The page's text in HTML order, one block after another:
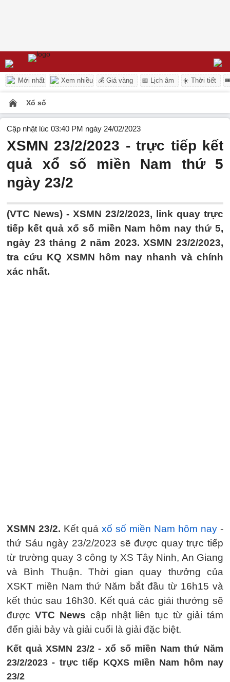
Mới nhất Xem nhiều 💰 Giá vàng 📅 Lịch âm ☀️ Thời tiết
Xổ số
Cập nhật lúc 03:40 PM ngày 24/02/2023
XSMN 23/2/2023 - trực tiếp kết
quả xổ số miền Nam thứ 5
ngày 23/2
(VTC News) - XSMN 23/2/2023, link quay trực
tiếp kết quả xổ số miền Nam hôm nay thứ 5,
ngày 23 tháng 2 năm 2023. XSMN 23/2/2023,
tra cứu KQ XSMN hôm nay nhanh và chính
xác nhất.
XSMN 23/2. Kết quả xổ số miền Nam hôm nay -
thứ Sáu ngày 23/2/2023 sẽ được quay trực tiếp
từ trường quay 3 công ty XS Tây Ninh, An Giang
và Bình Thuận. Thời gian quay thưởng của
XSKT miền Nam thứ Năm bắt đầu từ 16h15 và
kết thúc sau 16h30. Kết quả các giải thưởng sẽ
được VTC News cập nhật liên tục từ giải tám
đến giải bảy và giải cuối là giải đặc biệt.
Kết quả XSMN 23/2 - xổ số miền Nam thứ Năm
23/2/2023 - trực tiếp KQXS miền Nam hôm nay
23/2